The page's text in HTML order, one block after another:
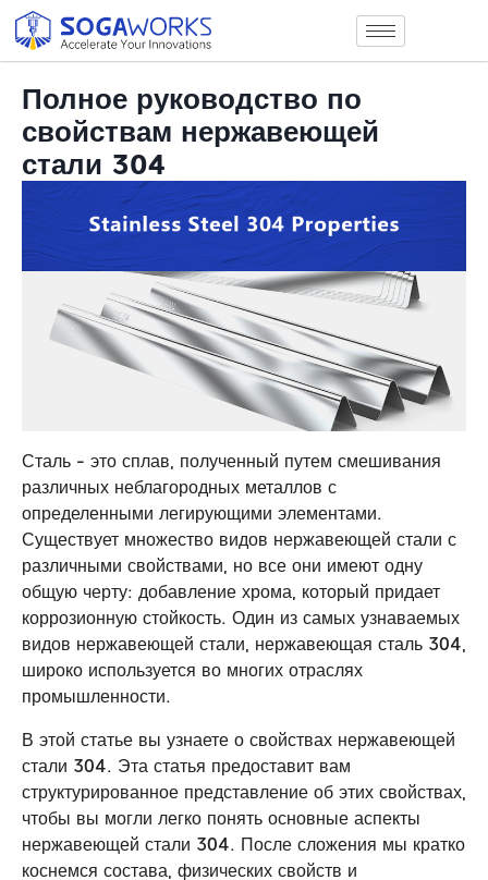
Полное руководство по
свойствам нержавеющей
стали 304
Сталь - это сплав, полученный путем смешивания
различных неблагородных металлов с
определенными легирующими элементами.
Существует множество видов нержавеющей стали с
различными свойствами, но все они имеют одну
общую черту: добавление хрома, который придает
коррозионную стойкость. Один из самых узнаваемых
видов нержавеющей стали, нержавеющая сталь 304,
широко используется во многих отраслях
промышленности.
В этой статье вы узнаете о свойствах нержавеющей
стали 304. Эта статья предоставит вам
структурированное представление об этих свойствах,
чтобы вы могли легко понять основные аспекты
нержавеющей стали 304. После сложения мы кратко
коснемся состава, физических свойств и